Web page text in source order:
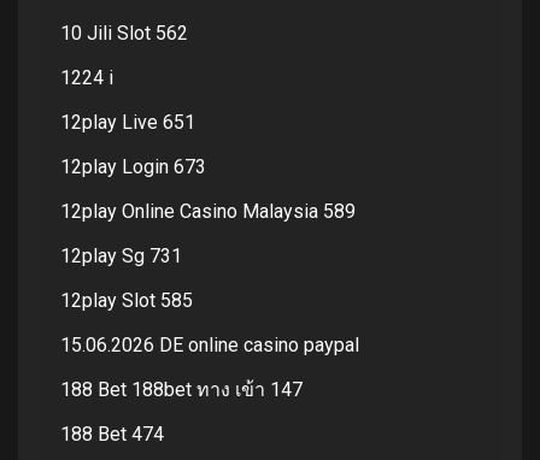
10 Jili Slot 562
1224 i
12play Live 651
12play Login 673
12play Online Casino Malaysia 589
12play Sg 731
12play Slot 585
15.06.2026 DE online casino paypal
188 Bet 188bet ทาง เข้า 147
188 Bet 474